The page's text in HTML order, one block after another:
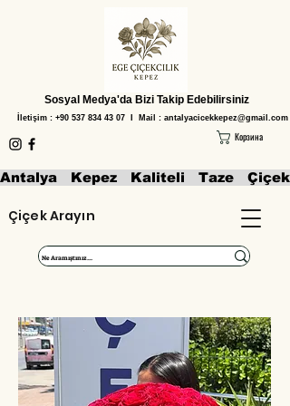
Корзина
Çiçek Arayın
İletişim : +90 537 834 43 07 I Mail : antalyacicekkepez@gmail.com
Antalya   Kepez   Kaliteli   Taze
Sosyal Medya'da Bizi Takip Edebilirsiniz